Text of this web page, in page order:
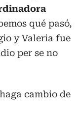
qué pasó,
y Valeria fue
per se no
cambio de